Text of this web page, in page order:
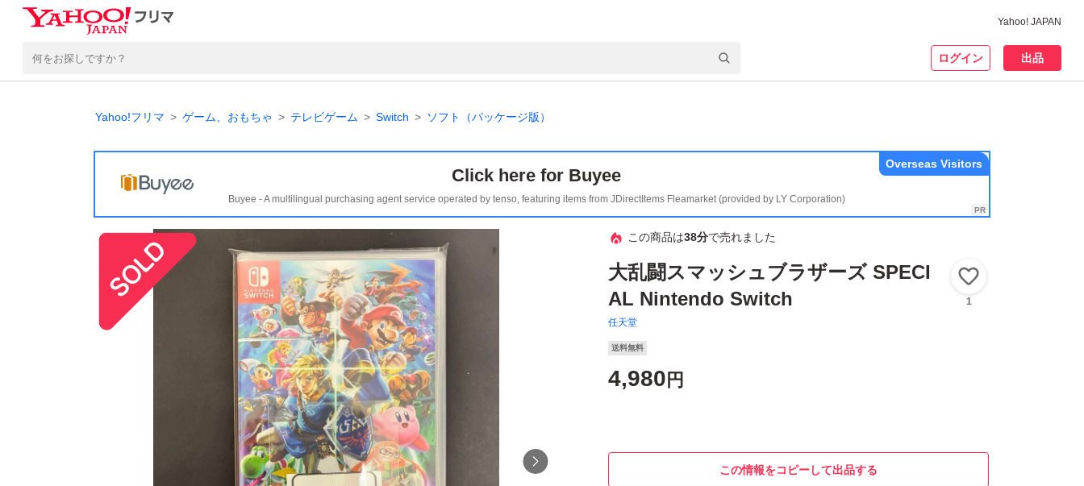
Yahoo! JAPAN
ログイン 出品
Yahoo!フリマ ゲーム、おもちゃ テレビゲーム Switch ソフト（パッケージ版）
Click here for Buyee
Buyee - A multilingual purchasing agent service operated by tenso, featuring items from JDirectItems Fleamarket (provided by LY Corporation)
Overseas Visitors
この商品は38分で売れました
大乱闘スマッシュブラザーズ SPECI
AL Nintendo Switch
任天堂
1
送料無料
4,980 円
この情報をコピーして出品する